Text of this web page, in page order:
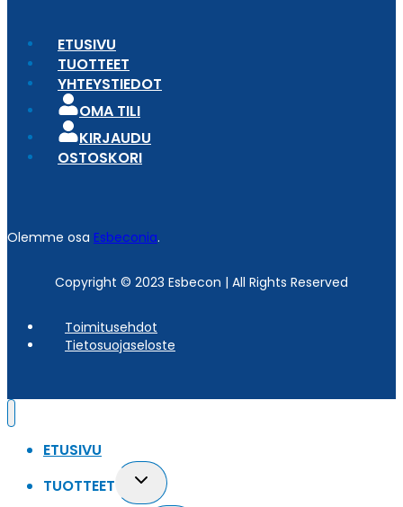
ETUSIVU
TUOTTEET
YHTEYSTIEDOT
OMA TILI
KIRJAUDU
OSTOSKORI
Olemme osa Esbeconia.
Copyright © 2023 Esbecon | All Rights Reserved
Toimitusehdot
Tietosuojaseloste
ETUSIVU
TUOTTEET
Toggle
child